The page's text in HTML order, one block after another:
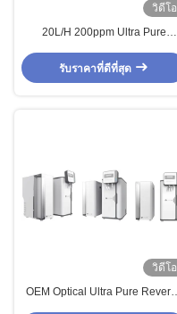
วิดีโอ
20L/H 200ppm Ultra Pure
ปรับปรับปรับปรับน้ําสําหรับยาฆ่า
รับราคาที่ดีที่สุด
วิดีโอ
OEM Optical Ultra Pure Reverse